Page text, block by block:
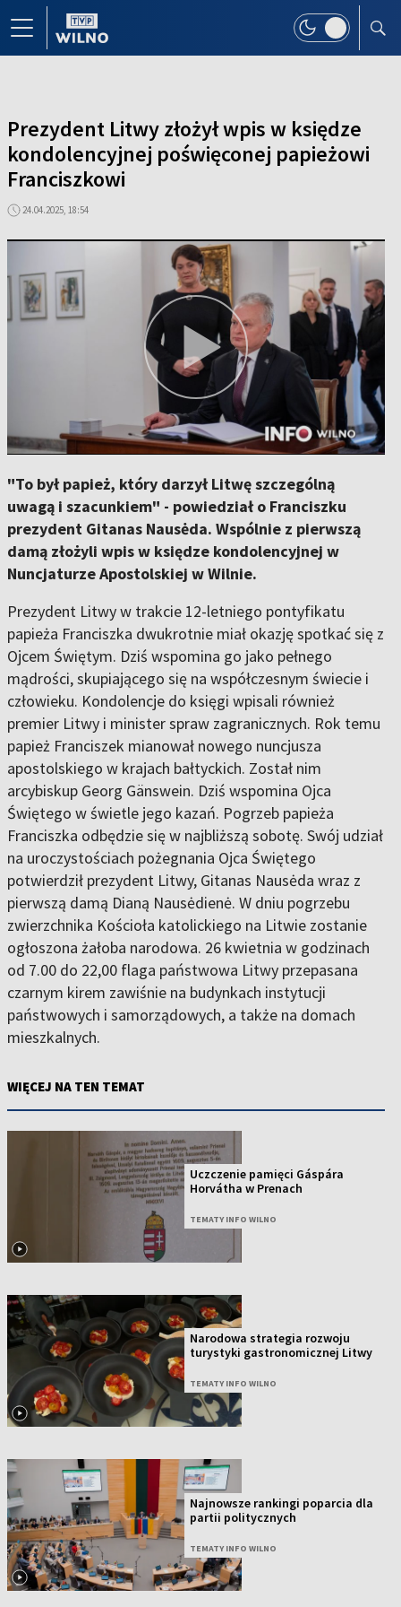
Prezydent Litwy złożył wpis w księdze
kondolencyjnej poświęconej papieżowi
Franciszkowi
24.04.2025, 18:54
"To był papież, który darzył Litwę szczególną
uwagą i szacunkiem" - powiedział o Franciszku
prezydent Gitanas Nausėda. Wspólnie z pierwszą
damą złożyli wpis w księdze kondolencyjnej w
Nuncjaturze Apostolskiej w Wilnie.
Prezydent Litwy w trakcie 12-letniego pontyfikatu
papieża Franciszka dwukrotnie miał okazję spotkać się z
Ojcem Świętym. Dziś wspomina go jako pełnego
mądrości, skupiającego się na współczesnym świecie i
człowieku. Kondolencje do księgi wpisali również
premier Litwy i minister spraw zagranicznych. Rok temu
papież Franciszek mianował nowego nuncjusza
apostolskiego w krajach bałtyckich. Został nim
arcybiskup Georg Gänswein. Dziś wspomina Ojca
Świętego w świetle jego kazań. Pogrzeb papieża
Franciszka odbędzie się w najbliższą sobotę. Swój udział
na uroczystościach pożegnania Ojca Świętego
potwierdził prezydent Litwy, Gitanas Nausėda wraz z
pierwszą damą Dianą Nausėdienė. W dniu pogrzebu
zwierzchnika Kościoła katolickiego na Litwie zostanie
ogłoszona żałoba narodowa. 26 kwietnia w godzinach
od 7.00 do 22,00 flaga państwowa Litwy przepasana
czarnym kirem zawiśnie na budynkach instytucji
państwowych i samorządowych, a także na domach
mieszkalnych.
WIĘCEJ NA TEN TEMAT
Uczczenie pamięci Gáspára
Horvátha w Prenach
TEMATY INFO WILNO
Narodowa strategia rozwoju
turystyki gastronomicznej Litwy
TEMATY INFO WILNO
Najnowsze rankingi poparcia dla
partii politycznych
TEMATY INFO WILNO